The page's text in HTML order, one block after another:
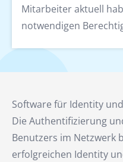
Mitarbeiter aktuell
notwendigen
Software für Identity
Die Authentifizierung
Benutzers im Netzwerk
erfolgreichen Identity